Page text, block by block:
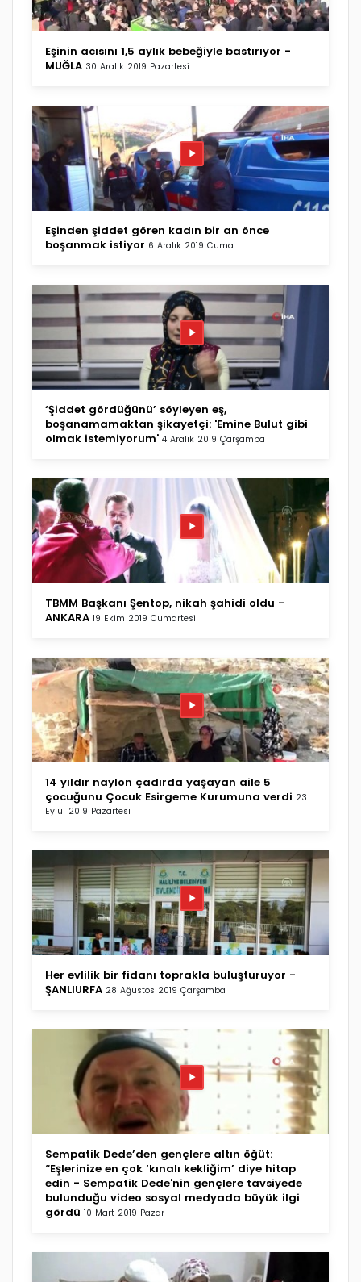
Eşinin acısını 1,5 aylık bebeğiyle bastırıyor -
MUĞLA 30 Aralık 2019 Pazartesi
Eşinden şiddet gören kadın bir an önce
boşanmak istiyor 6 Aralık 2019 Cuma
‘Şiddet gördüğünü’ söyleyen eş,
boşanamamaktan şikayetçi: 'Emine Bulut gibi
olmak istemiyorum' 4 Aralık 2019 Çarşamba
TBMM Başkanı Şentop, nikah şahidi oldu -
ANKARA 19 Ekim 2019 Cumartesi
14 yıldır naylon çadırda yaşayan aile 5
çocuğunu Çocuk Esirgeme Kurumuna verdi 23
Eylül 2019 Pazartesi
Her evlilik bir fidanı toprakla buluşturuyor -
ŞANLIURFA 28 Ağustos 2019 Çarşamba
Sempatik Dede’den gençlere altın öğüt:
“Eşlerinize en çok ‘kınalı kekliğim’ diye hitap
edin - Sempatik Dede'nin gençlere tavsiyede
bulunduğu video sosyal medyada büyük ilgi
gördü 10 Mart 2019 Pazar